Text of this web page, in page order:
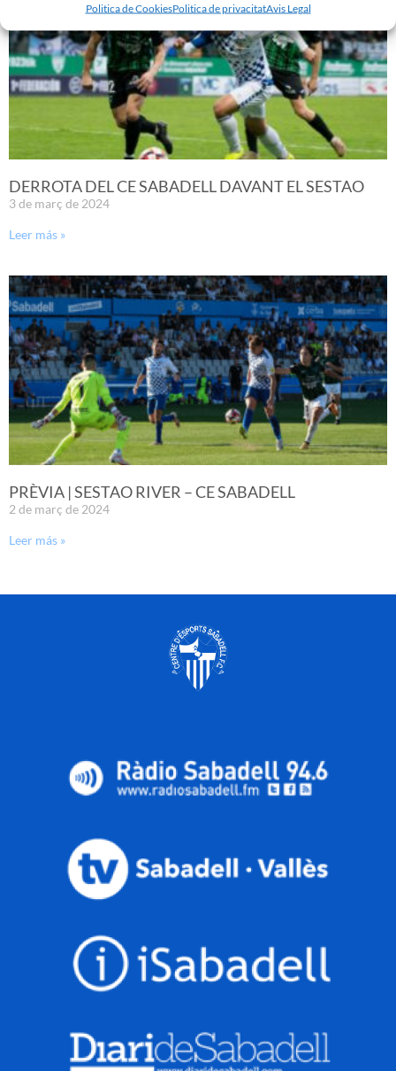
Politica de CookiesPolitica de privacitatAvis Legal
DERROTA DEL CE SABADELL DAVANT EL SESTAO
3 de març de 2024
Leer más »
PRÈVIA | SESTAO RIVER – CE SABADELL
2 de març de 2024
Leer más »